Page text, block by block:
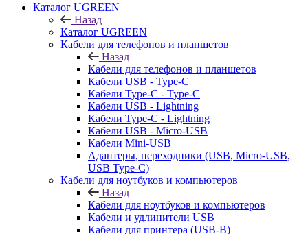
Каталог UGREEN
Назад
Каталог UGREEN
Кабели для телефонов и планшетов
Назад
Кабели для телефонов и планшетов
Кабели USB - Type-C
Кабели Type-C - Type-C
Кабели USB - Lightning
Кабели Type-C - Lightning
Кабели USB - Micro-USB
Кабели Mini-USB
Адаптеры, переходники (USB, Micro-USB,
USB Type-C)
Кабели для ноутбуков и компьютеров
Назад
Кабели для ноутбуков и компьютеров
Кабели и удлинители USB
Кабели для принтера (USB-B)